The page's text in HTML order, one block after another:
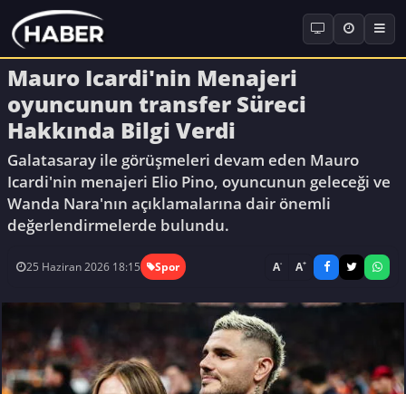
Mauro Icardi'nin Menajeri
oyuncunun transfer Süreci
Hakkında Bilgi Verdi
Galatasaray ile görüşmeleri devam eden Mauro
Icardi'nin menajeri Elio Pino, oyuncunun geleceği ve
Wanda Nara'nın açıklamalarına dair önemli
değerlendirmelerde bulundu.
25 Haziran 2026 18:15 Spor A- A+